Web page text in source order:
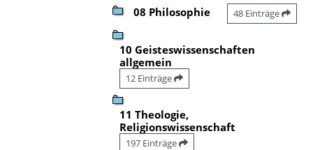
08 Philosophie 48 Einträge
10 Geisteswissenschaften
allgemein
12 Einträge
11 Theologie,
Religionswissenschaft
197 Einträge